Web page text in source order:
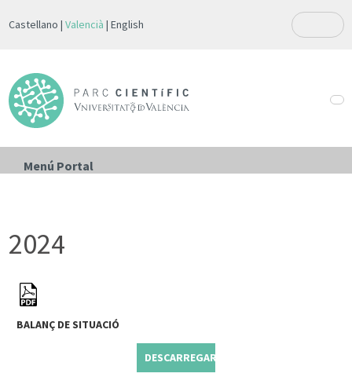
Castellano Valencià English
Menú Portal
2024
BALANÇ DE SITUACIÓ
DESCARREGAR